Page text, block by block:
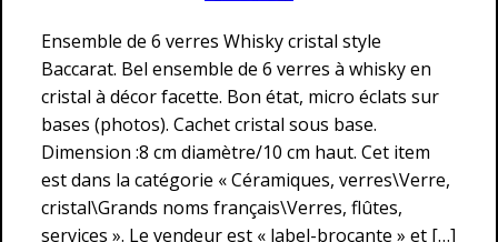
Ensemble de 6 verres Whisky cristal style
Baccarat. Bel ensemble de 6 verres à whisky en
cristal à décor facette. Bon état, micro éclats sur
bases (photos). Cachet cristal sous base.
Dimension :8 cm diamètre/10 cm haut. Cet item
est dans la catégorie « Céramiques, verres\Verre,
cristal\Grands noms français\Verres, flûtes,
services ». Le vendeur est « label-brocante » et […]